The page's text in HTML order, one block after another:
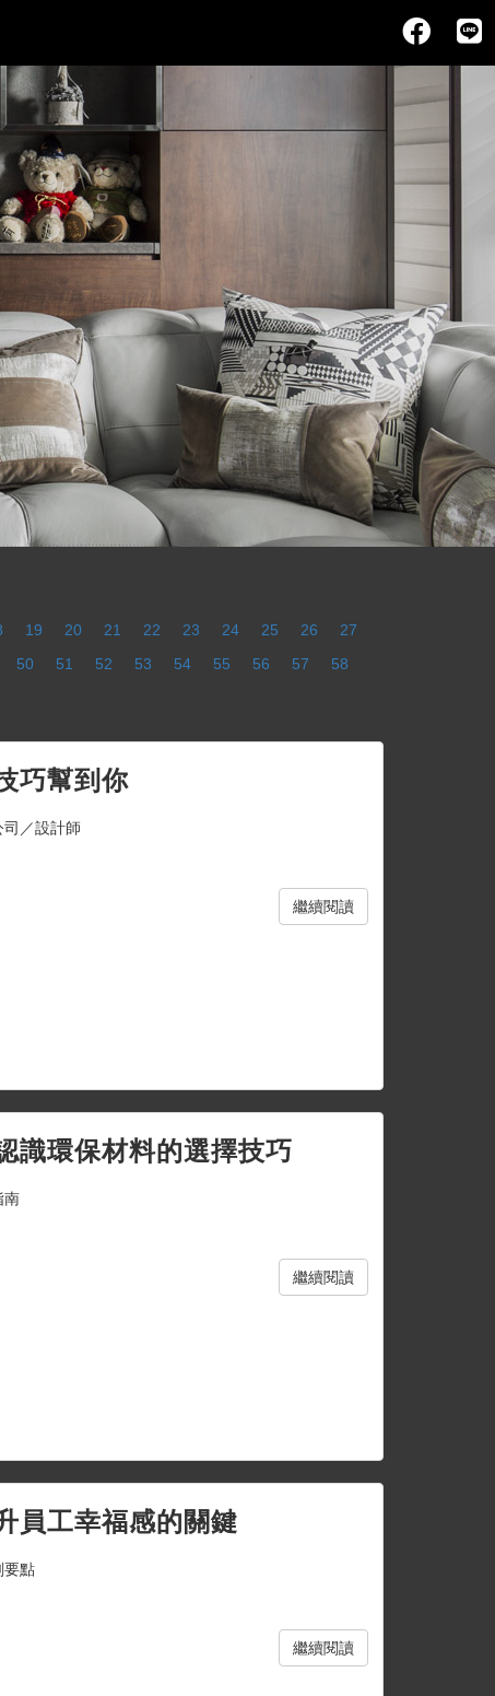
19 20 21 22 23 24 25 26
27
50 51 52 53 54 55 56 57
58
巧幫到你
／設計師
繼續閱讀
識環保材料的選擇技巧
南
繼續閱讀
員工幸福感的關鍵
要點
繼續閱讀